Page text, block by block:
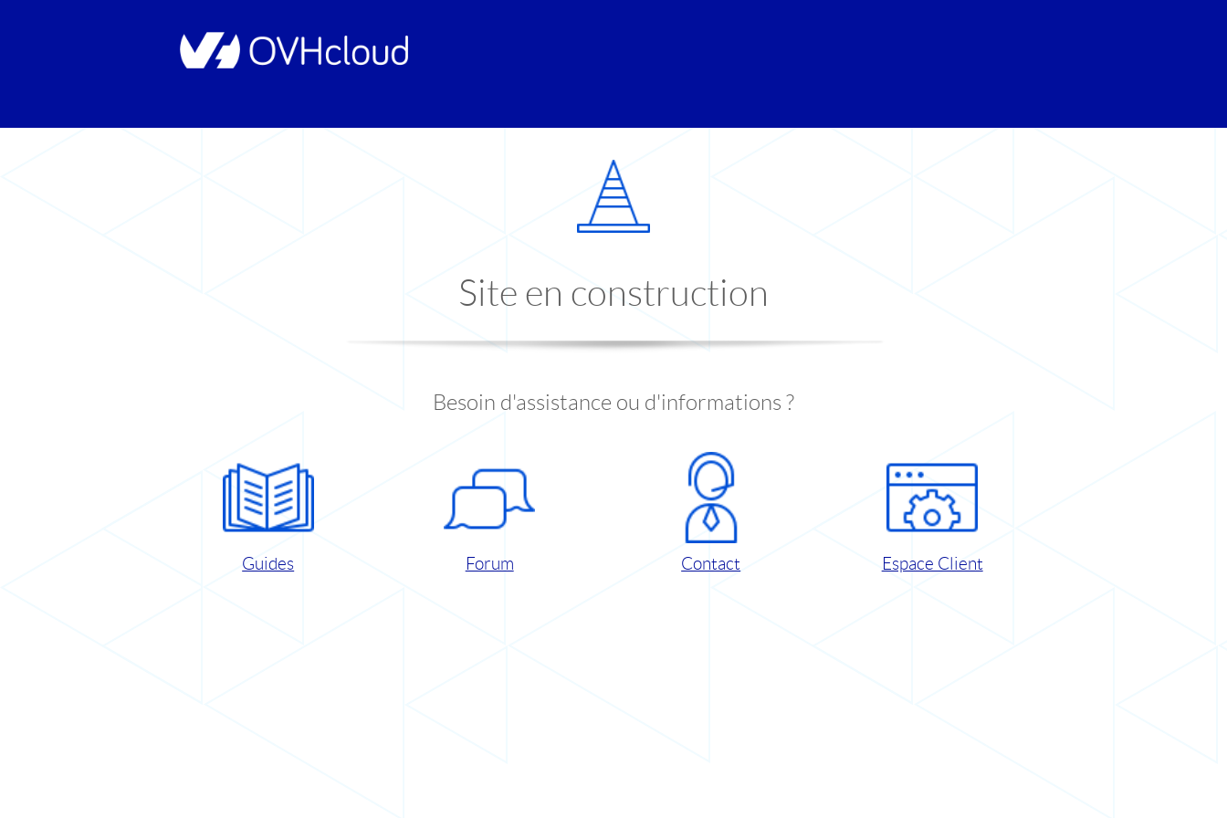
Site en construction
Besoin d'assistance ou d'informations ?
Guides Forum Contact Espace Client